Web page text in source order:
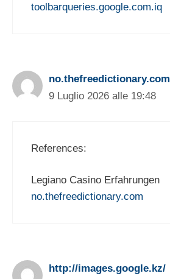
toolbarqueries.google.com.iq
no.thefreedictionary.com
9 Luglio 2026 alle 19:48
References:
Legiano Casino Erfahrungen
no.thefreedictionary.com
http://images.google.kz/